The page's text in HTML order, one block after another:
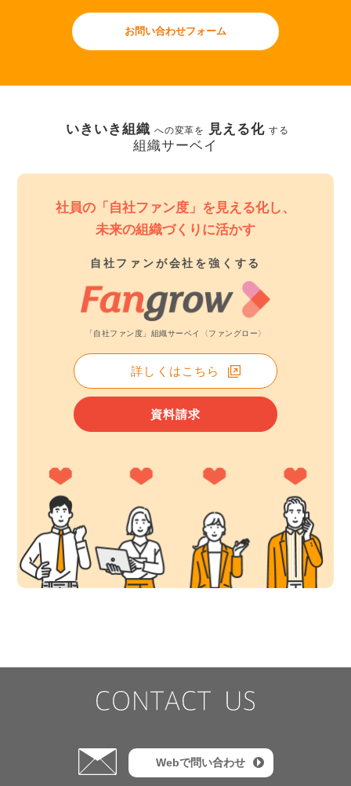
お問い合わせフォーム
いきいき組織 への変革を 見える化 する
組織サーベイ
社員の「自社ファン度」を見える化し、
未来の組織づくりに活かす
自社ファンが会社を強くする
「自社ファン度」組織サーベイ〈ファングロー〉
詳しくはこちら
資料請求
Webで問い合わせ